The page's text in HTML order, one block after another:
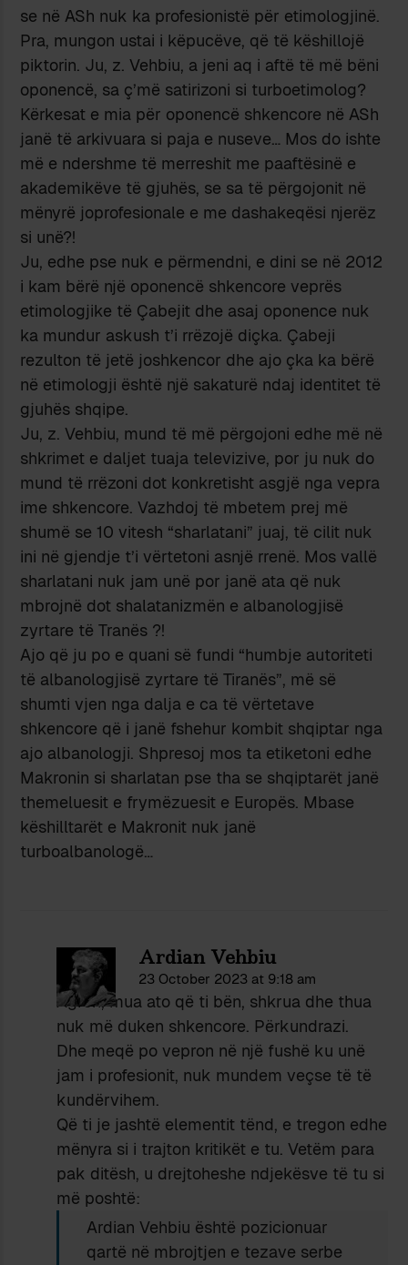
se në ASh nuk ka profesionistë për etimologjinë.
Pra, mungon ustai i këpucëve, që të këshillojë
piktorin. Ju, z. Vehbiu, a jeni aq i aftë të më bëni
oponencë, sa ç’më satirizoni si turboetimolog?
Kërkesat e mia për oponencë shkencore në ASh
janë të arkivuara si paja e nuseve… Mos do ishte
më e ndershme të merreshit me paaftësinë e
akademikëve të gjuhës, se sa të përgojonit në
mënyrë joprofesionale e me dashakeqësi njerëz
si unë?!
Ju, edhe pse nuk e përmendni, e dini se në 2012
i kam bërë një oponencë shkencore veprës
etimologjike të Çabejit dhe asaj oponence nuk
ka mundur askush t’i rrëzojë diçka. Çabeji
rezulton të jetë joshkencor dhe ajo çka ka bërë
në etimologji është një sakaturë ndaj identitet të
gjuhës shqipe.
Ju, z. Vehbiu, mund të më përgojoni edhe më në
shkrimet e daljet tuaja televizive, por ju nuk do
mund të rrëzoni dot konkretisht asgjë nga vepra
ime shkencore. Vazhdoj të mbetem prej më
shumë se 10 vitesh “sharlatani” juaj, të cilit nuk
ini në gjendje t’i vërtetoni asnjë rrenë. Mos vallë
sharlatani nuk jam unë por janë ata që nuk
mbrojnë dot shalatanizmën e albanologjisë
zyrtare të Tranës ?!
Ajo që ju po e quani së fundi “humbje autoriteti
të albanologjisë zyrtare të Tiranës”, më së
shumti vjen nga dalja e ca të vërtetave
shkencore që i janë fshehur kombit shqiptar nga
ajo albanologji. Shpresoj mos ta etiketoni edhe
Makronin si sharlatan pse tha se shqiptarët janë
themeluesit e frymëzuesit e Europës. Mbase
këshilltarët e Makronit nuk janë
turboalbanologë…
Ardian Vehbiu
23 October 2023 at 9:18 am
Agron, mua ato që ti bën, shkrua dhe thua
nuk më duken shkencore. Përkundrazi.
Dhe meqë po vepron në një fushë ku unë
jam i profesionit, nuk mundem veçse të të
kundërvihem.
Që ti je jashtë elementit tënd, e tregon edhe
mënyra si i trajton kritikët e tu. Vetëm para
pak ditësh, u drejtoheshe ndjekësve të tu si
më poshtë:
Ardian Vehbiu është pozicionuar
qartë në mbrojtjen e tezave serbe